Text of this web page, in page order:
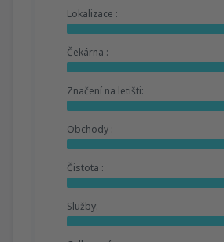
Lokalizace :
Čekárna :
Značení na letišti:
Obchody :
Čistota :
Služby: